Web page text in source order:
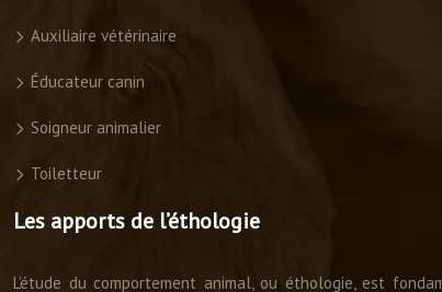
Auxiliaire vétérinaire
Éducateur canin
Soigneur animalier
Toiletteur
Les apports de l’éthologie
L’étude du comportement animal, ou éthologie, est